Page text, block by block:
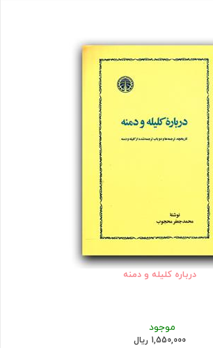
درباره کلیله و دمنه
موجود
1,550,000 ریال